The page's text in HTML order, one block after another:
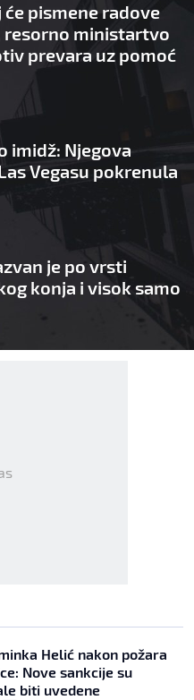
pismene radove
resorno ministartvo
prevara uz pomoć
imidž: Njegova
Vegasu pokrenula
je po vrsti
konja i visok samo
Helić nakon požara
Nove sankcije su
biti uvedene